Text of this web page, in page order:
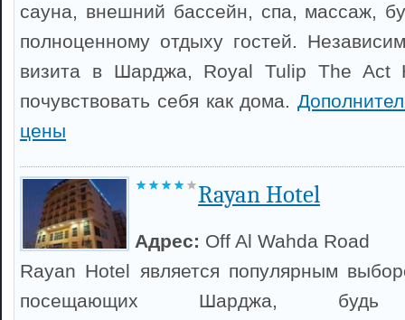
сауна, внешний бассейн, спа, массаж,
полноценному отдыху гостей.
визита в Шарджа, Royal Tulip The Act
почувствовать себя как дома.
цены
Rayan Hotel
Адрес: Off Al Wahda Road
Rayan Hotel является популярным
посещающих Шарджа,